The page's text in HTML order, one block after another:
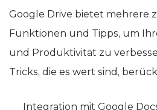
Google Drive bietet mehrere
Funktionen und Tipps, um
und Produktivität zu
Tricks, die es wert sind,
Integration mit Google